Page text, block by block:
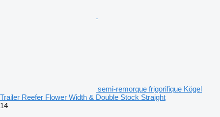
semi-remorque frigorifique Kögel
Trailer Reefer Flower Width & Double Stock Straight
14